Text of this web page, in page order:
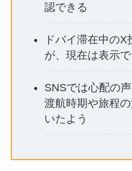
認できる
ドバイ滞在中の
が、現在は表示
SNSでは心配の
渡航時期や旅程
いたよう